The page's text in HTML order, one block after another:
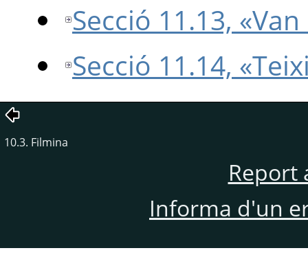
Secció 11.13,
Secció 11.14,
10.3. Filmina
Report
Informa d'un